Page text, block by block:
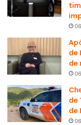
de
de
de
de